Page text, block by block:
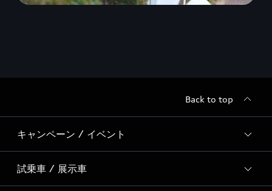
Back to top
キャンペーン / イベント
全国統一イベント
試乗車 / 展示車